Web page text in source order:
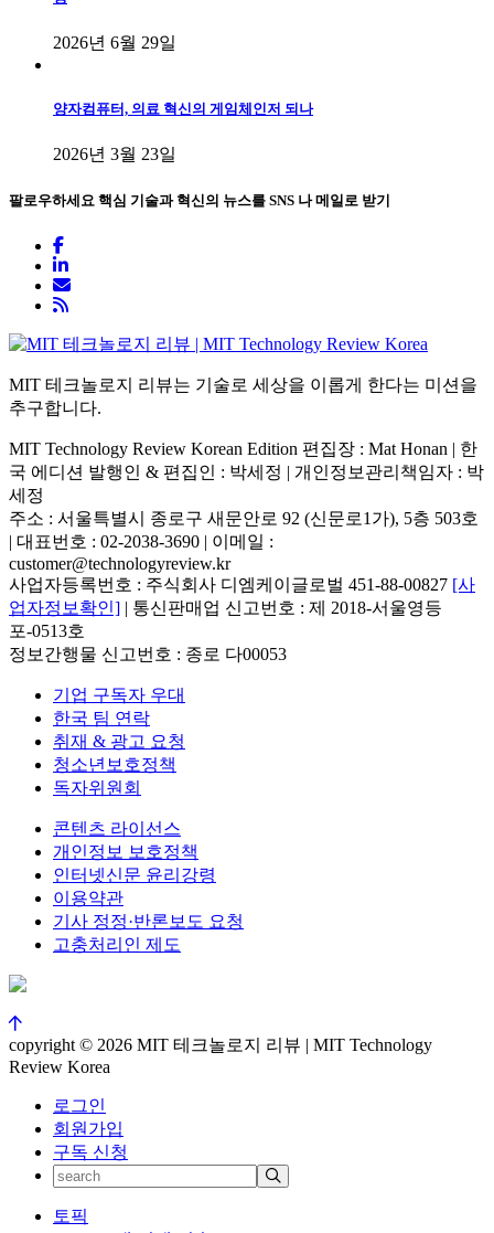
2026년 6월 29일
양자컴퓨터, 의료 혁신의 게임체인저 되나
2026년 3월 23일
팔로우하세요 핵심 기술과 혁신의 뉴스를 SNS 나 메일로 받기
MIT 테크놀로지 리뷰는 기술로 세상을 이롭게 한다는 미션을
추구합니다.
MIT Technology Review Korean Edition 편집장 : Mat Honan | 한
국 에디션 발행인 & 편집인 : 박세정 | 개인정보관리책임자 : 박
세정
주소 : 서울특별시 종로구 새문안로 92 (신문로1가), 5층 503호
| 대표번호 : 02-2038-3690 | 이메일 :
customer@technologyreview.kr
사업자등록번호 : 주식회사 디엠케이글로벌 451-88-00827 [사
업자정보확인] | 통신판매업 신고번호 : 제 2018-서울영등
포-0513호
정보간행물 신고번호 : 종로 다00053
기업 구독자 우대
한국 팀 연락
취재 & 광고 요청
청소년보호정책
독자위원회
콘텐츠 라이선스
개인정보 보호정책
인터넷신문 윤리강령
이용약관
기사 정정·반론보도 요청
고충처리인 제도
copyright © 2026 MIT 테크놀로지 리뷰 | MIT Technology
Review Korea
로그인
회원가입
구독 신청
토픽